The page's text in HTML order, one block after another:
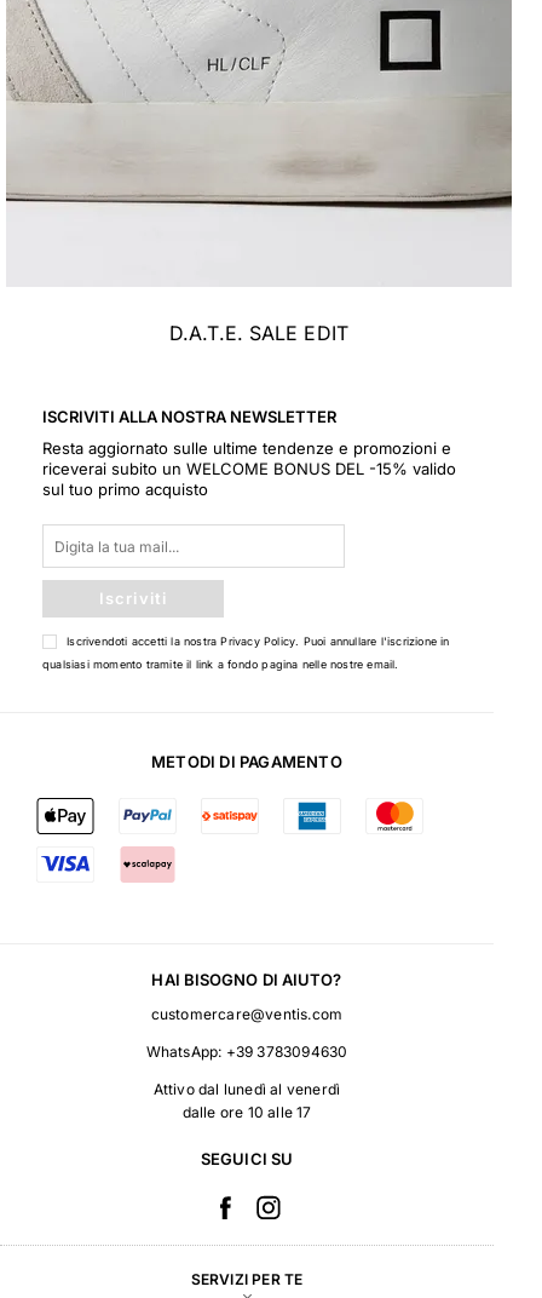
D.A.T.E. SALE EDIT
ISCRIVITI ALLA NOSTRA NEWSLETTER
Resta aggiornato sulle ultime tendenze e promozioni e
riceverai subito un WELCOME BONUS DEL -15% valido
sul tuo primo acquisto
Iscriviti
Iscrivendoti accetti la nostraPrivacy Policy. Puoi annullare l'iscrizione in
qualsiasi momento tramite il link a fondo pagina nelle nostre email.
METODI DI PAGAMENTO
HAI BISOGNO DI AIUTO?
customercare@ventis.com
WhatsApp: +39 3783094630
Attivo dal lunedì al venerdì
dalle ore 10 alle 17
SEGUICI SU
SERVIZI PER TE